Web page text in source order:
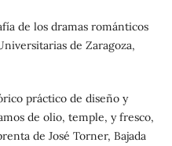
de los dramas románticos
de Zaragoza,
práctico de diseño y
de olio, temple, y fresco,
de José Torner, Bajada